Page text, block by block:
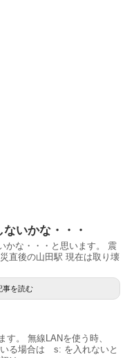
いかな・・・
かな・・・と思います。 震
直後の山田駅 現在は取り壊
事を読む
す。 無線LANを使う時、
る場合は s: を入れないと